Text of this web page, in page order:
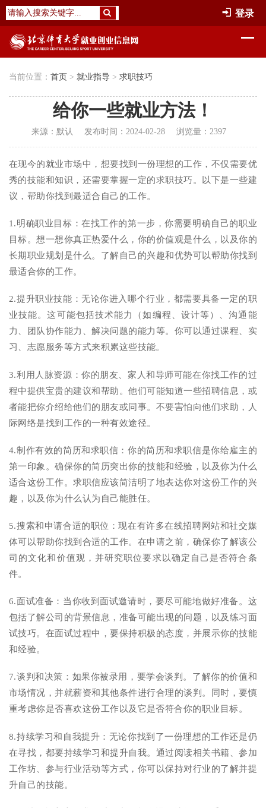
登录
当前位置： 首页 > 就业指导 > 求职技巧
给你一些就业方法！
来源： 默认 发布时间： 2024-02-28 浏览量： 2397
在现今的就业市场中，想要找到一份理想的工作，不仅需要优
秀的技能和知识，还需要掌握一定的求职技巧。以下是一些建
议，帮助你找到最适合自己的工作。
1.明确职业目标：在找工作的第一步，你需要明确自己的职业
目标。想一想你真正热爱什么，你的价值观是什么，以及你的
长期职业规划是什么。了解自己的兴趣和优势可以帮助你找到
最适合你的工作。
2.提升职业技能：无论你进入哪个行业，都需要具备一定的职
业技能。这可能包括技术能力（如编程、设计等）、沟通能
力、团队协作能力、解决问题的能力等。你可以通过课程、实
习、志愿服务等方式来积累这些技能。
3.利用人脉资源：你的朋友、家人和导师可能在你找工作的过
程中提供宝贵的建议和帮助。他们可能知道一些招聘信息，或
者能把你介绍给他们的朋友或同事。不要害怕向他们求助，人
际网络是找到工作的一种有效途径。
4.制作有效的简历和求职信：你的简历和求职信是你给雇主的
第一印象。确保你的简历突出你的技能和经验，以及你为什么
适合这份工作。求职信应该简洁明了地表达你对这份工作的兴
趣，以及你为什么认为自己能胜任。
5.搜索和申请合适的职位：现在有许多在线招聘网站和社交媒
体可以帮助你找到合适的工作。在申请之前，确保你了解该公
司的文化和价值观，并研究职位要求以确定自己是否符合条
件。
6.面试准备：当你收到面试邀请时，要尽可能地做好准备。这
包括了解公司的背景信息，准备可能出现的问题，以及练习面
试技巧。在面试过程中，要保持积极的态度，并展示你的技能
和经验。
7.谈判和决策：如果你被录用，要学会谈判。了解你的价值和
市场情况，并就薪资和其他条件进行合理的谈判。同时，要慎
重考虑你是否喜欢这份工作以及它是否符合你的职业目标。
8.持续学习和自我提升：无论你找到了一份理想的工作还是仍
在寻找，都要持续学习和提升自我。通过阅读相关书籍、参加
工作坊、参与行业活动等方式，你可以保持对行业的了解并提
升自己的技能。